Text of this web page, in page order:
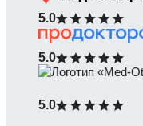
5.0
5.0
5.0